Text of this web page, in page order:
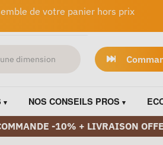
de votre panier hors prix
NOS CONSEILS PROS
-10% + LIVRAISON